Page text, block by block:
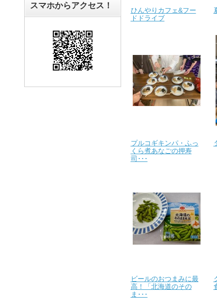
スマホからアクセス！
ひんやりカフェ&フー
ドドライブ
プルコギキンパ・ふっ
くら煮あなごの押寿
司･･･
ビールのおつまみに最
高！「北海道のその
ま･･･